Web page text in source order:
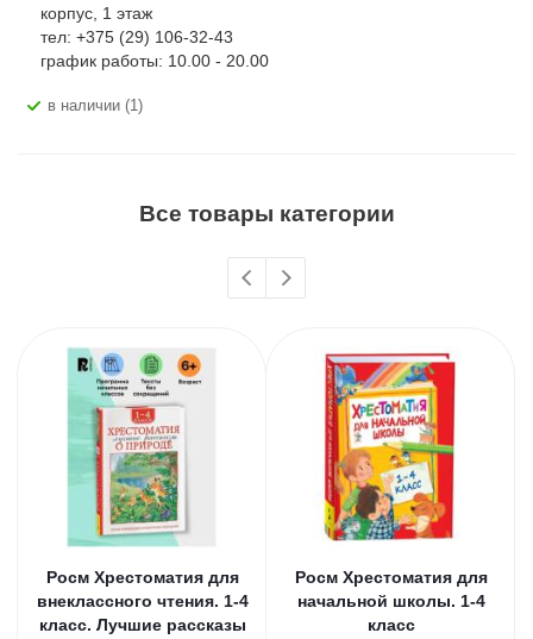
корпус, 1 этаж
тел: +375 (29) 106-32-43
график работы: 10.00 - 20.00
В наличии (1)
Все товары категории
Росм Хрестоматия для
внеклассного чтения. 1-4
класс. Лучшие рассказы
Росм Хрестоматия для
начальной школы. 1-4
класс